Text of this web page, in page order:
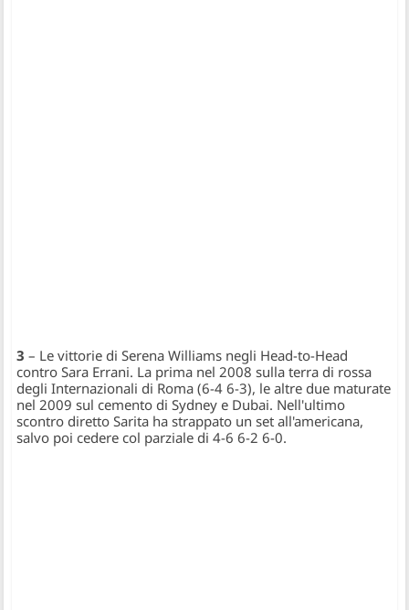
3 – Le vittorie di Serena Williams negli Head-to-Head
contro Sara Errani. La prima nel 2008 sulla terra di rossa
degli Internazionali di Roma (6-4 6-3), le altre due maturate
nel 2009 sul cemento di Sydney e Dubai. Nell'ultimo
scontro diretto Sarita ha strappato un set all'americana,
salvo poi cedere col parziale di 4-6 6-2 6-0.